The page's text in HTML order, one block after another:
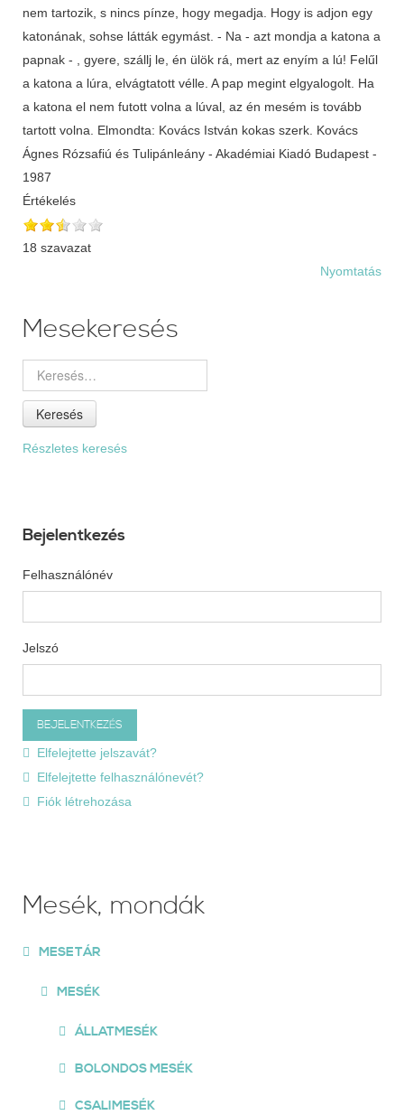
nem tartozik, s nincs pínze, hogy megadja. Hogy is adjon egy
katonának, sohse látták egymást. - Na - azt mondja a katona a
papnak - , gyere, szállj le, én ülök rá, mert az enyím a lú! Felűl
a katona a lúra, elvágtatott vélle. A pap megint elgyalogolt. Ha
a katona el nem futott volna a lúval, az én mesém is tovább
tartott volna. Elmondta: Kovács István kokas szerk. Kovács
Ágnes Rózsafiú és Tulipánleány - Akadémiai Kiadó Budapest -
1987
Értékelés
18 szavazat
Nyomtatás
Mesekeresés
Keresés
Részletes keresés
Bejelentkezés
Felhasználónév
Jelszó
Elfelejtette jelszavát?
Elfelejtette felhasználónevét?
Fiók létrehozása
Mesék, mondák
MESETÁR
MESÉK
ÁLLATMESÉK
BOLONDOS MESÉK
CSALIMESÉK